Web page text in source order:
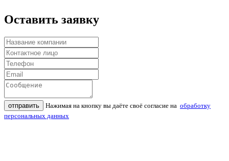
Оставить заявку
отправить Нажимая на кнопку вы даёте своё согласие на обработку
персональных данных